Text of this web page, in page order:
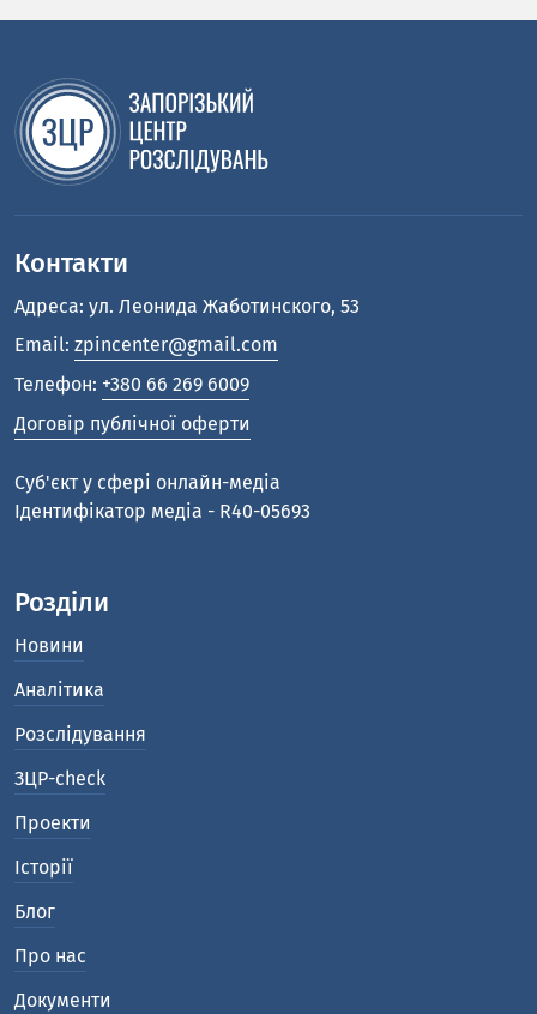
Контакти
Адреса: ул. Леонида Жаботинского, 53
Email: zpincenter@gmail.com
Телефон: +380 66 269 6009
Договір публічної оферти
Cуб'єкт у сфері онлайн-медіа
Ідентифікатор медіа - R40-05693
Розділи
Новини
Аналітика
Розслідування
ЗЦР-check
Проекти
Історії
Блог
Про нас
Документи